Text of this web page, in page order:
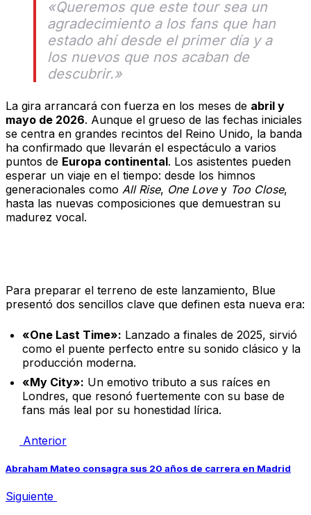
«Queremos que este tour sea un
agradecimiento a los fans que han
estado ahí desde el primer día y a
los nuevos que nos acaban de
descubrir.»
La gira arrancará con fuerza en los meses de abril y
mayo de 2026. Aunque el grueso de las fechas iniciales
se centra en grandes recintos del Reino Unido, la banda
ha confirmado que llevarán el espectáculo a varios
puntos de Europa continental. Los asistentes pueden
esperar un viaje en el tiempo: desde los himnos
generacionales como All Rise, One Lovey Too Close,
hasta las nuevas composiciones que demuestran su
madurez vocal.
Para preparar el terreno de este lanzamiento, Blue
presentó dos sencillos clave que definen esta nueva era:
«One Last Time»: Lanzado a finales de 2025, sirvió
como el puente perfecto entre su sonido clásico y la
producción moderna.
«My City»: Un emotivo tributo a sus raíces en
Londres, que resonó fuertemente con su base de
fans más leal por su honestidad lírica.
Anterior
Abraham Mateo consagra sus 20 años de carrera en Madrid
Siguiente